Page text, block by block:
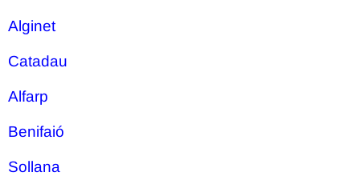
Alginet
Catadau
Alfarp
Benifaió
Sollana